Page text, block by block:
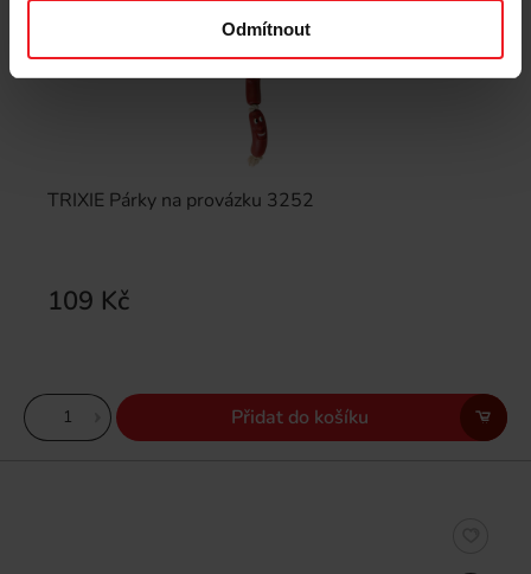
Odmítnout
TRIXIE Párky na provázku 3252
109 Kč
Přidat do košíku